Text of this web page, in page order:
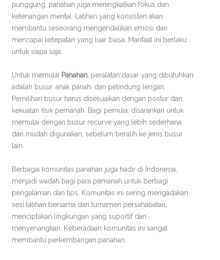
punggung, panahan juga meningkatkan fokus dan
ketenangan mental. Latihan yang konsisten akan
membantu seseorang mengendalikan emosi dan
mencapai ketepatan yang luar biasa. Manfaat ini berlaku
untuk siapa saja.
Untuk memulai Panahan , peralatan dasar yang dibutuhkan
adalah busur, anak panah, dan pelindung lengan.
Pemilihan busur harus disesuaikan dengan postur dan
kekuatan fisik pemanah. Bagi pemula, disarankan untuk
memulai dengan busur recurve yang lebih sederhana
dan mudah digunakan, sebelum beralih ke jenis busur
lain.
Berbagai komunitas panahan juga hadir di Indonesia,
menjadi wadah bagi para pemanah untuk berbagi
pengalaman dan tips. Komunitas ini sering mengadakan
sesi latihan bersama dan turnamen persahabatan,
menciptakan lingkungan yang suportif dan
menyenangkan. Keberadaan komunitas ini sangat
membantu perkembangan panahan.